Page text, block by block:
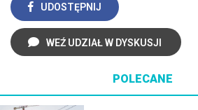
UDOSTĘPNIJ
WEŹ UDZIAŁ W DYSKUSJI
POLECANE